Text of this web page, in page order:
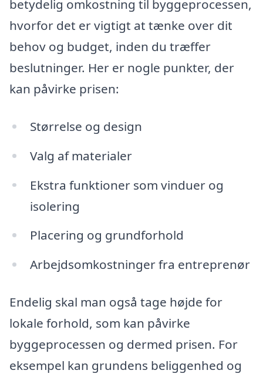
betydelig omkostning til byggeprocessen,
hvorfor det er vigtigt at tænke over dit
behov og budget, inden du træffer
beslutninger. Her er nogle punkter, der
kan påvirke prisen:
Størrelse og design
Valg af materialer
Ekstra funktioner som vinduer og
isolering
Placering og grundforhold
Arbejdsomkostninger fra entreprenør
Endelig skal man også tage højde for
lokale forhold, som kan påvirke
byggeprocessen og dermed prisen. For
eksempel kan grundens beliggenhed og